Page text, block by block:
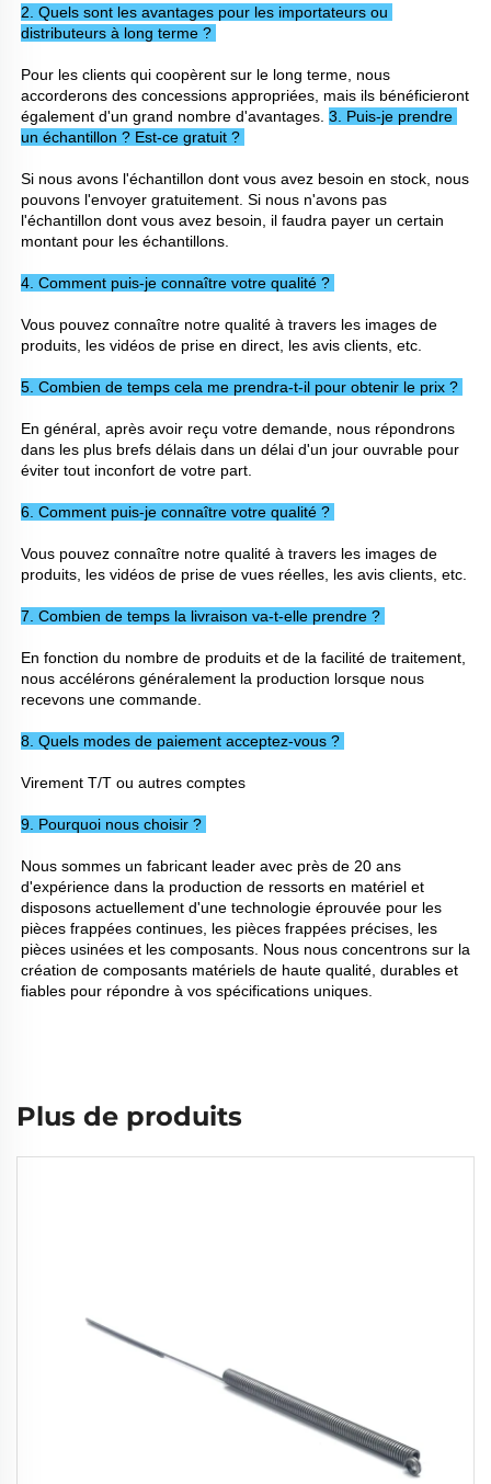
2. Quels sont les avantages pour les importateurs ou
distributeurs à long terme ?
Pour les clients qui coopèrent sur le long terme, nous
accorderons des concessions appropriées, mais ils bénéficieront
également d'un grand nombre d'avantages. 3. Puis-je prendre
un échantillon ? Est-ce gratuit ?
Si nous avons l'échantillon dont vous avez besoin en stock, nous
pouvons l'envoyer gratuitement. Si nous n'avons pas
l'échantillon dont vous avez besoin, il faudra payer un certain
montant pour les échantillons.
4. Comment puis-je connaître votre qualité ?
Vous pouvez connaître notre qualité à travers les images de
produits, les vidéos de prise en direct, les avis clients, etc.
5. Combien de temps cela me prendra-t-il pour obtenir le prix ?
En général, après avoir reçu votre demande, nous répondrons
dans les plus brefs délais dans un délai d'un jour ouvrable pour
éviter tout inconfort de votre part.
6. Comment puis-je connaître votre qualité ?
Vous pouvez connaître notre qualité à travers les images de
7. Combien de temps la livraison va-t-elle prendre ?
En fonction du nombre de produits et de la facilité de traitement,
nous accélérons généralement la production lorsque nous
recevons une commande.
8. Quels modes de paiement acceptez-vous ?
Virement T/T ou autres comptes
9. Pourquoi nous choisir ?
Nous sommes un fabricant leader avec près de 20 ans
d'expérience dans la production de ressorts en matériel et
disposons actuellement d'une technologie éprouvée pour les
pièces frappées continues, les pièces frappées précises, les
pièces usinées et les composants. Nous nous concentrons sur la
création de composants matériels de haute qualité, durables et
fiables pour répondre à vos spécifications uniques.
Plus de produits